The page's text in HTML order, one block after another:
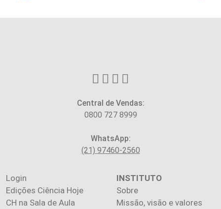
Central de Vendas:
0800 727 8999
WhatsApp:
(21) 97460-2560
Login
Edições Ciência Hoje
CH na Sala de Aula
INSTITUTO
Sobre
Missão, visão e valores